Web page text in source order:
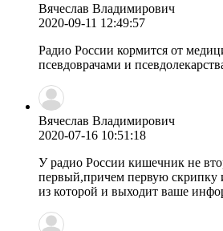
Вячеслав Владимирович
2020-09-11 12:49:57
Радио России кормится от
псевдоврачами и
Вячеслав Владимирович
2020-07-16 10:51:18
У радио России кишечник не
первый,причем первую скрипку
из которой и выходит ваше